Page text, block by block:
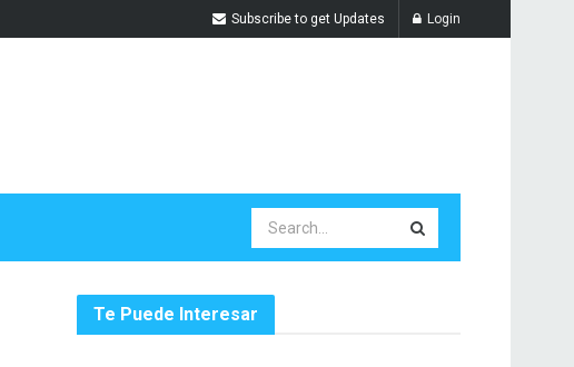
Subscribe to get Updates Login
Te Puede Interesar